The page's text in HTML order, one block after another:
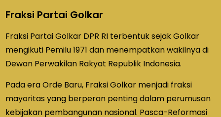
Fraksi Partai Golkar
Fraksi Partai Golkar DPR RI terbentuk sejak Golkar
mengikuti Pemilu 1971 dan menempatkan wakilnya di
Dewan Perwakilan Rakyat Republik Indonesia.
Pada era Orde Baru, Fraksi Golkar menjadi fraksi
mayoritas yang berperan penting dalam perumusan
kebijakan pembangunan nasional. Pasca-Reformasi